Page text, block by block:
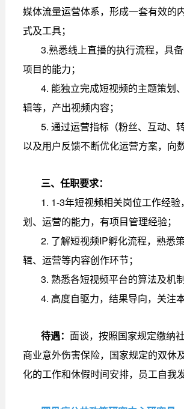
媒体流量运营体系，形成一套有效的
式及工具；
3.熟悉线上直播的执行流程，具
项目的能力；
4. 能独立完成短视频的主题策划
辑等，产出视频内容；
5. 通过运营指标（粉丝、互动、
以及用户反馈不断优化运营方案，向
三、任职要求：
1. 1-3年短视频相关岗位工作经验
划、运营的能力，有项目管理经验；
2. 了解短视频IP孵化流程，熟悉
辑、运营等内容创作环节；
3. 熟悉各短视频平台的算法及机制
4. 高度自驱力，结果导向，关注本
待遇： 面谈，按照国家规定缴纳
商业意外伤害保险，国家规定的双休
化的工作和休假时间安排，员工自我